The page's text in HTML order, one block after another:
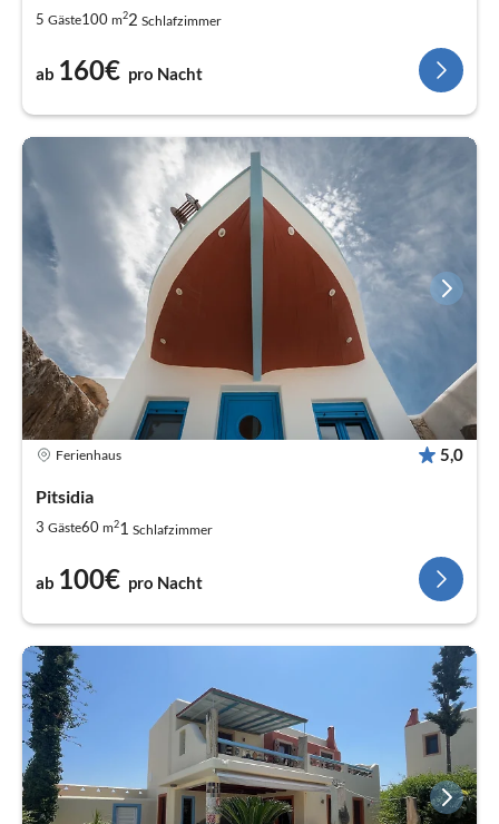
5 Gäste100 m22 Schlafzimmer
ab 160€ pro Nacht
Ferienhaus 5,0
Pitsidia
3 Gäste60 m21 Schlafzimmer
ab 100€ pro Nacht